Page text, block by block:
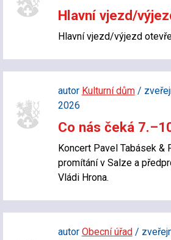
Hlavní vjezd/
Hlavní vjezd/výjezd
autor Kulturní dům/
2026
Co nás čeká
Koncert Pavel Tabásek &
promítání v Salze a
Vládi Hrona.
autor Obecní úřad/